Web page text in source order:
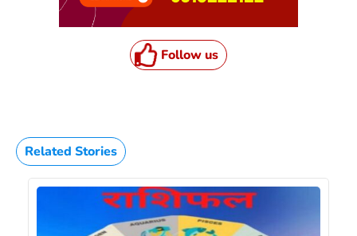
Follow us
Related Stories